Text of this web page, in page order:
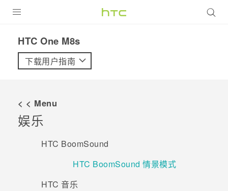
VIVE
支持帮助
在线客服
HTC One M8s‎
下载用户指南
< < Menu
娱乐
HTC BoomSound
HTC BoomSound 情景模式
HTC 音乐